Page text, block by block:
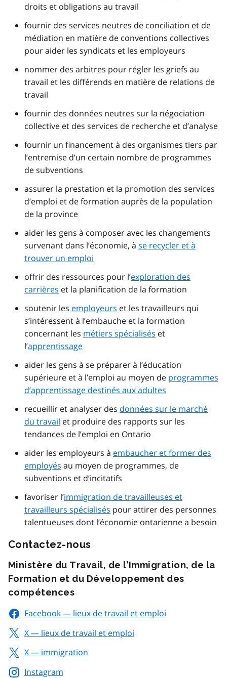
droits et obligations au travail
fournir des services neutres de conciliation et de
médiation en matière de conventions collectives
pour aider les syndicats et les employeurs
nommer des arbitres pour régler les griefs au
travail et les différends en matière de relations de
travail
fournir des données neutres sur la négociation
collective et des services de recherche et d’analyse
fournir un financement à des organismes tiers par
l’entremise d’un certain nombre de programmes
de subventions
assurer la prestation et la promotion des services
d’emploi et de formation auprès de la population
de la province
aider les gens à composer avec les changements
survenant dans l’économie, à se recycler et à
trouver un emploi
offrir des ressources pour l’exploration des
carrières et la planification de la formation
soutenir les employeurs et les travailleurs qui
s’intéressent à l’embauche et la formation
concernant les métiers spécialisés et
l’apprentissage
aider les gens à se préparer à l’éducation
supérieure et à l’emploi au moyen de programmes
d’apprentissage destinés aux adultes
recueillir et analyser des données sur le marché
du travail et produire des rapports sur les
tendances de l’emploi en Ontario
aider les employeurs à embaucher et former des
employés au moyen de programmes, de
subventions et d’incitatifs
favoriser l’immigration de travailleuses et
travailleurs spécialisés pour attirer des personnes
talentueuses dont l’économie ontarienne a besoin
Contactez-nous
Ministère du Travail, de l’Immigration, de la
Formation et du Développement des
compétences
Facebook — lieux de travail et emploi
X — lieux de travail et emploi
X — immigration
Instagram